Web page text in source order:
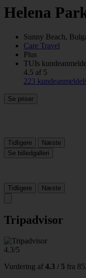
Helena
Sunny Beach,
Care Travel
Plus
TUIs
4.5 af 5
223
Se priser
Tidligere
Næste
Se billedgalleri
Tidligere Næste
Tripadvisor
4.3/5
Vurdering af 4.3 / 5 fra